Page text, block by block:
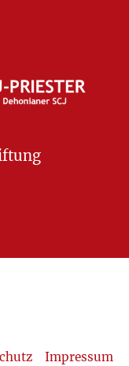
Impressum